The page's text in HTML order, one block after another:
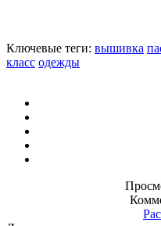
Ключевые теги: вышивка
класс одежды